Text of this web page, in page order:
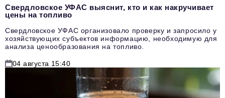
Свердловское УФАС выяснит, кто и как накручивает
цены на топливо
Свердловское УФАС организовало проверку и запросило у
хозяйствующих субъектов информацию, необходимую для
анализа ценообразования на топливо.
04 августа 15:40